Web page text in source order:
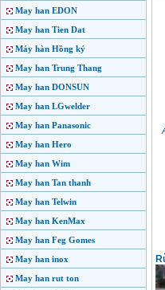
May han EDON
May han Tien Dat
Máy hàn Hồng ký
May han Trung Thang
May han DONSUN
May han LGwelder
May han Panasonic
May han Hero
May han Wim
May han Tan thanh
May han Telwin
May han KenMax
May han Feg Gomes
May han inox
May han rut ton